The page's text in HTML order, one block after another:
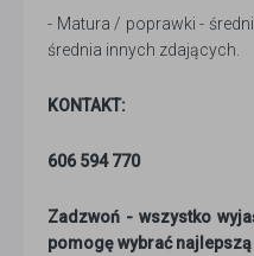
- Matura / poprawki -
średnia innych zdających.
KONTAKT:
606 594 770
Zadzwoń - wszystko
pomogę wybrać